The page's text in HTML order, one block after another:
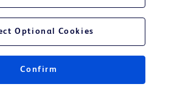
prawa zastrzeżone. BD i logo BD są znakami
Optional Cookies
Confirm